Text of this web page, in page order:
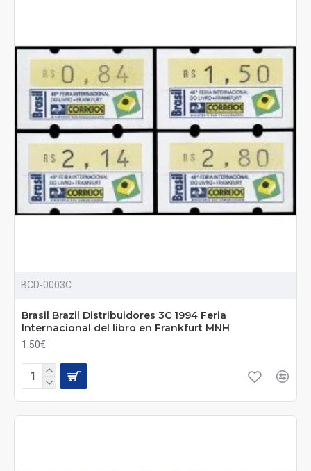
BCD-0003C
Brasil Brazil Distribuidores 3C 1994 Feria
Internacional del libro en Frankfurt MNH
1.50€